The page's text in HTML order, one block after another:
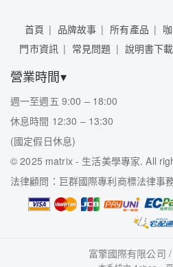
首頁 品牌故事 所有產品
門市資訊
常見問題 說明書下載
營業時間▾
週一至週五 9:00 – 18:00
休息時間 12:30 – 13:30
(國定假日休息)
© 2025 matrix - 生活美學專家. All
法律顧問：巨群國際專利商標法律事
富擎國際有限公司